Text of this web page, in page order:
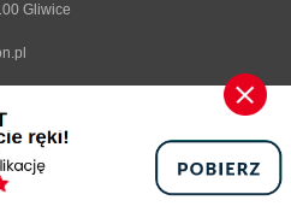
w programie ProjectPilot
dokumentów (53)
i upuść) (54)
menu kontekstowego (54)
podglądu (55)
Gliwice
strony »